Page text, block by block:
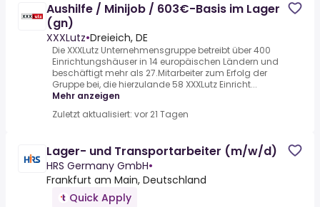
Aushilfe / Minijob / 603€-Basis im Lager
(gn)
XXXLutz•Dreieich, DE
Die XXXLutz Unternehmensgruppe betreibt über 400
Einrichtungshäuser in 14 europäischen Ländern und
beschäftigt mehr als 27.Mitarbeiter zum Erfolg der
Gruppe bei, die hierzulande 58 XXXLutz Einricht...
Mehr anzeigen
Zuletzt aktualisiert: vor 21 Tagen
Lager- und Transportarbeiter (m/w/d)
HRS Germany GmbH•
Frankfurt am Main, Deutschland
Quick Apply